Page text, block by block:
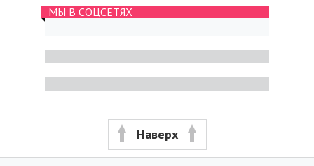
МЫ В СОЦСЕТЯХ
Наверх